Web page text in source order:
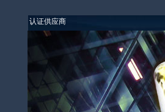
认证供应商